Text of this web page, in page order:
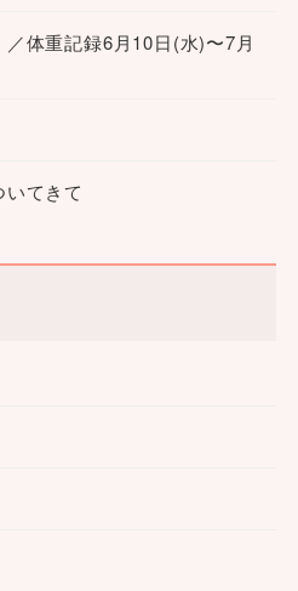
体重記録6月10日(水)〜7月
てきて